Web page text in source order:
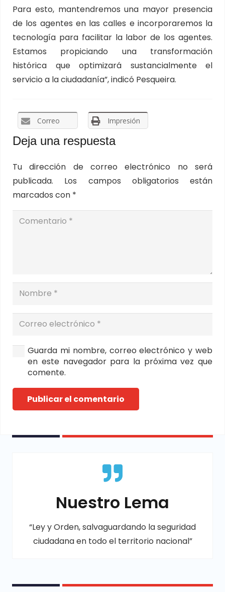
Para esto, mantendremos una mayor presencia
de los agentes en las calles e incorporaremos la
tecnología para facilitar la labor de los agentes.
Estamos propiciando una transformación
histórica que optimizará sustancialmente el
servicio a la ciudadanía”, indicó Pesqueira.
Correo Impresión
Deja una respuesta
Tu dirección de correo electrónico no será
publicada.
Los campos obligatorios están
marcados con *
Guarda mi nombre, correo electrónico y web
en este navegador para la próxima vez que
comente.
Publicar el comentario
Nuestro Lema
“Ley y Orden, salvaguardando la seguridad
ciudadana en todo el territorio nacional”